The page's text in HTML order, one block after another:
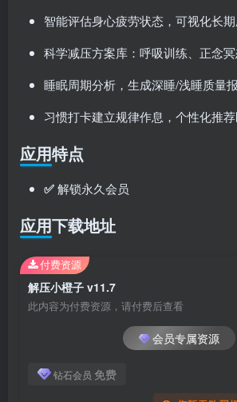
智能评估身心疲劳状态，可视化长
科学减压方案库：呼吸训练、正念
睡眠周期分析，生成深睡/浅睡质量
习惯打卡建立规律作息，个性化推
应用特点
✅解锁永久会员
应用下载地址
解压小橙子 v11.7
此内容为付费资源，请付费后查看
会员专属资源
钻石会员 免费
付费资源